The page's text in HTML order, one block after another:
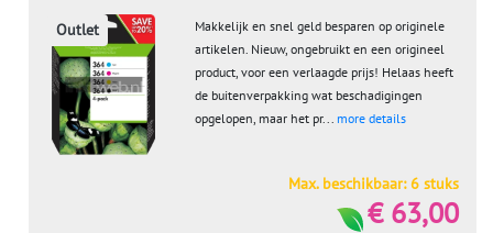
Outlet
Makkelijk en snel geld besparen op originele
artikelen. Nieuw, ongebruikt en een origineel
product, voor een verlaagde prijs! Helaas heeft
de buitenverpakking wat beschadigingen
opgelopen, maar het pr... more details
Max. beschikbaar: 6 stuks
€ 63,00